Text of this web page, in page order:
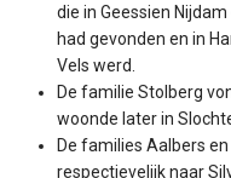
die in Geessien
had gevonden en in
Vels werd.
De familie Stolberg
woonde later in
De families Aalbers
respectievelijk naar